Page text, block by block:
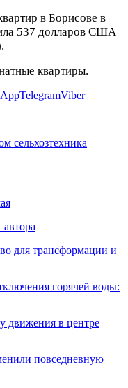
в Борисове в
537 долларов США
квартиры.
TelegramViber
сельхозтехника
для трансформации и
горячей воды:
движения в центре
повседневную